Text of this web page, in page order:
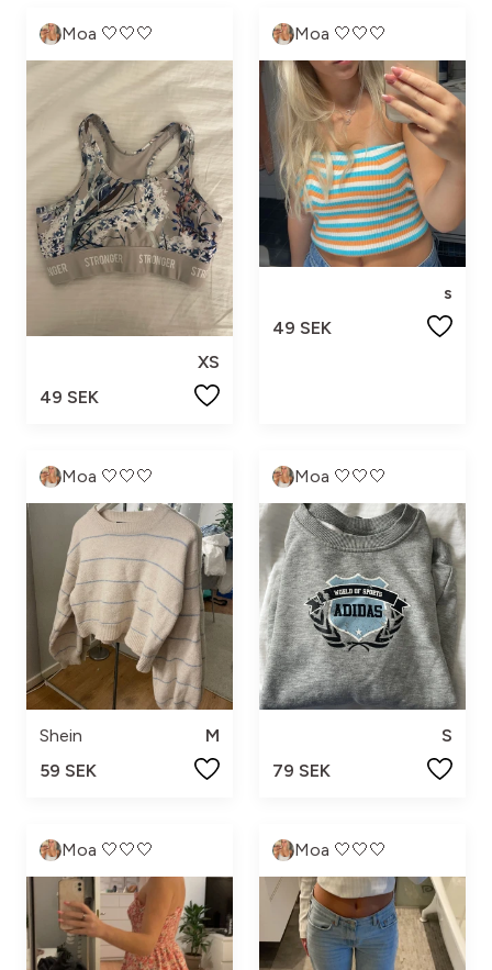
Moa 🤍🤍🤍
XS
49 SEK
Moa 🤍🤍🤍
s
49 SEK
Moa 🤍🤍🤍
Shein
M
59 SEK
Moa 🤍🤍🤍
S
79 SEK
Moa 🤍🤍🤍 Moa 🤍🤍🤍